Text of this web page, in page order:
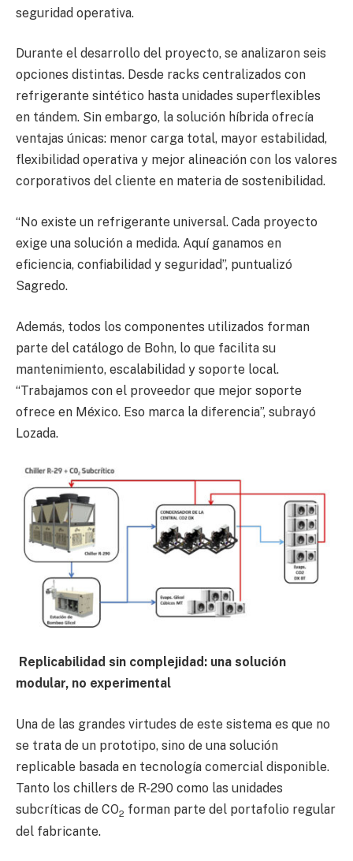
seguridad operativa.
Durante el desarrollo del proyecto, se analizaron seis
opciones distintas. Desde racks centralizados con
refrigerante sintético hasta unidades superflexibles
en tándem. Sin embargo, la solución híbrida ofrecía
ventajas únicas: menor carga total, mayor estabilidad,
flexibilidad operativa y mejor alineación con los valores
corporativos del cliente en materia de sostenibilidad.
“No existe un refrigerante universal. Cada proyecto
exige una solución a medida. Aquí ganamos en
eficiencia, confiabilidad y seguridad”, puntualizó
Sagredo.
Además, todos los componentes utilizados forman
parte del catálogo de Bohn, lo que facilita su
mantenimiento, escalabilidad y soporte local.
“Trabajamos con el proveedor que mejor soporte
ofrece en México. Eso marca la diferencia”, subrayó
Lozada.
Replicabilidad sin complejidad: una solución
modular, no experimental
Una de las grandes virtudes de este sistema es que no
se trata de un prototipo, sino de una solución
replicable basada en tecnología comercial disponible.
Tanto los chillers de R-290 como las unidades
subcríticas de CO2 forman parte del portafolio regular
del fabricante.